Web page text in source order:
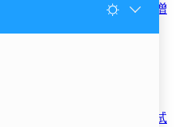
关于2024年10月自学考试新增
河南省2014年上半年自学考试